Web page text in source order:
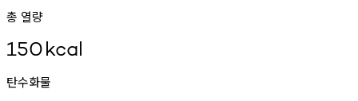
총 열량
150kcal
탄수화물